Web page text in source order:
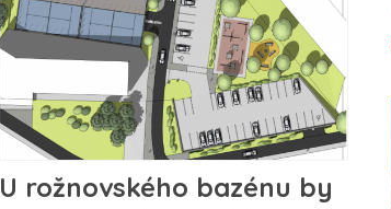
U rožnovského bazénu by